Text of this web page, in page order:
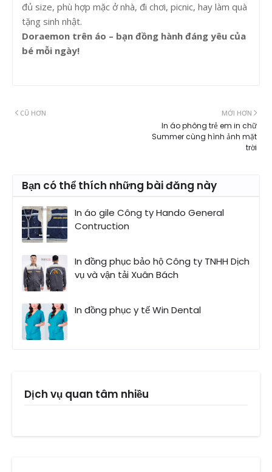
đủ size, phù hợp mặc ở nhà, đi chơi, picnic, hay làm quà
tặng sinh nhật.
Doraemon trên áo – bạn đồng hành đáng yêu của
bé mỗi ngày!
MỚI HƠN
In áo phông trẻ em in chữ
Summer cùng hình ảnh mặt
trời
CŨ HƠN
Bạn có thể thích những bài đăng này
In áo gile Công ty Hando General
Contruction
In đồng phục bảo hộ Công ty TNHH Dịch
vụ và vận tải Xuân Bách
In đồng phục y tế Win Dental
Dịch vụ quan tâm nhiều